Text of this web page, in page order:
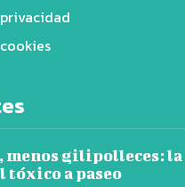
menos gilipolleces:
tóxico a paseo